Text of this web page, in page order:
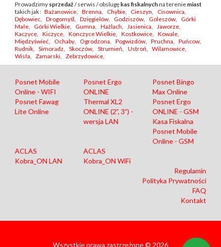
Prowadzimy sprzedaż/ serwis / obslugę kas fiskalnychna terenie miast
takich jak : Bażanowice, Brenna, Chybie, Cieszyn, Cisownica,
Dębowiec, Drogomyśl, Dzięgielów, Godziszów, Goleszów, Górki
Małe, Górki Wielkie, Gumna, Hażlach, Jasienica, Jaworze,
Kaczyce, Kiczyce, Konczyce Wielkie, Kostkowice, Kowale,
Międzyświeć, Ochaby, Ogrodzona, Pogwizdów, Pruchna, Puńcow,
Rudnik, Simoradz, Skoczów, Strumień, Ustroń, Wilamowice,
Wisła, Zamarski, Zebrzydowice,
Posnet Mobile
Online - WIFI
Posnet Ergo
ONLINE
Posnet Bingo
Max Online
Posnet Fawag
Lite Online
Thermal XL2
ONLINE (2”, 3”) -
wersja LAN
Posnet Ergo
ONLINE - GSM
Kasa Fiskalna
Posnet Mobile
Online - GSM
ACLAS
Kobra_ON LAN
ACLAS
Kobra_ON WiFi
Regulamin
Polityka Prywatności
FAQ
Kontakt
Wszystkie prawa zastrzeżone © 2026